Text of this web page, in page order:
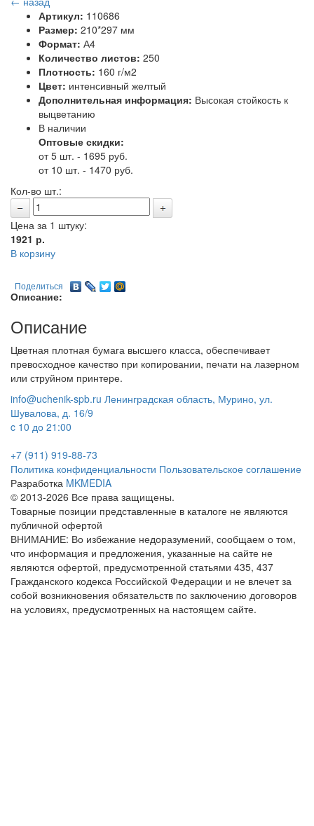
Артикул: 110686
Размер: 210*297 мм
Формат: А4
Количество листов: 250
Плотность: 160 г/м2
Цвет: интенсивный желтый
Дополнительная информация: Высокая стойкость к
выцветанию
В наличии
Оптовые скидки:
от 5 шт. - 1695 руб.
от 10 шт. - 1470 руб.
Кол-во шт.:
Цена за 1 штуку:
1921 р.
В корзину
Поделиться
Описание:
Описание
Цветная плотная бумага высшего класса, обеспечивает
превосходное качество при копировании, печати на лазерном
или струйном принтере.
info@uchenik-spb.ru Ленинградская область, Мурино, ул.
Шувалова, д. 16/9
c 10 до 21:00
+7 (911) 919-88-73
Политика конфиденциальности Пользовательское соглашение
Разработка MKMEDIA
© 2013-2026 Все права защищены.
Товарные позиции представленные в каталоге не являются
публичной офертой
ВНИМАНИЕ: Во избежание недоразумений, сообщаем о том,
что информация и предложения, указанные на сайте не
являются офертой, предусмотренной статьями 435, 437
Гражданского кодекса Российской Федерации и не влечет за
собой возникновения обязательств по заключению договоров
на условиях, предусмотренных на настоящем сайте.